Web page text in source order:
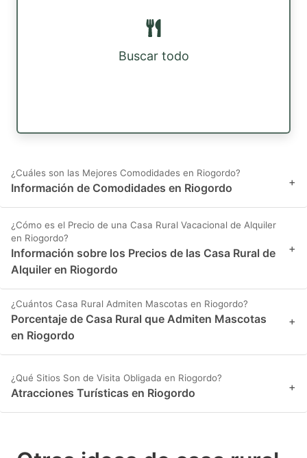
Buscar todo
¿Cuáles son las Mejores Comodidades en Riogordo?
Información de Comodidades en Riogordo +
¿Cómo es el Precio de una Casa Rural Vacacional de Alquiler
en Riogordo?
Información sobre los Precios de las Casa Rural de
Alquiler en Riogordo
+
¿Cuántos Casa Rural Admiten Mascotas en Riogordo?
Porcentaje de Casa Rural que Admiten Mascotas
en Riogordo
+
¿Qué Sitios Son de Visita Obligada en Riogordo?
Atracciones Turísticas en Riogordo +